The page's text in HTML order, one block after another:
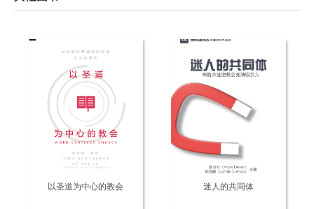
以圣道为中心的教会 迷人的共同体